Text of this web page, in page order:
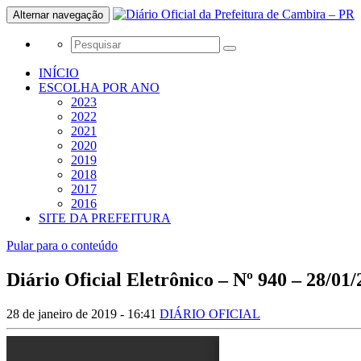
Alternar navegação
INÍCIO
ESCOLHA POR ANO
2023
2022
2021
2020
2019
2018
2017
2016
SITE DA PREFEITURA
Pular para o conteúdo
Diário Oficial Eletrônico – Nº 940 – 28/01/
28 de janeiro de 2019 - 16:41 DIÁRIO OFICIAL